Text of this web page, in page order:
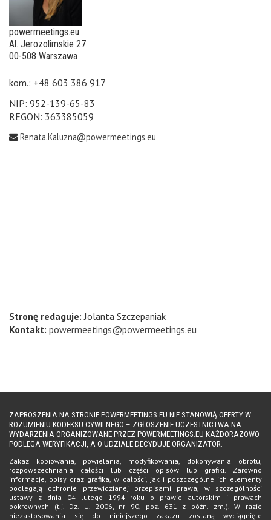
powermeetings.eu
Al. Jerozolimskie 27
00-508 Warszawa
kom.: +48 603 386 917
NIP: 952-139-65-83
REGON: 363385059
Renata.Kaluzna@powermeetings.eu
Stronę redaguje: Jolanta Szczepaniak
Kontakt: powermeetings@powermeetings.eu
ZAPROSZENIA NA STRONIE POWERMEETINGS.EU NIE STANOWIĄ OFERTY W
ROZUMIENIU KODEKSU CYWILNEGO – ZGŁOSZENIE UCZESTNICTWA NA
WYDARZENIA ORGANIZOWANE PRZEZ POWERMEETINGS.EU KAŻDORAZOWO
PODLEGA WERYFIKACJI, A O UDZIALE DECYDUJE ORGANIZATOR.
Zakaz kopiowania, powielania, modyfikowania, dokonywania obrotu,
rozpowszechniania całości lub części opisów lub grafiki. Zarówno
informacje, opisy oraz grafika, w całości, jak i poszczególne ich elementy
podlegają ochronie przewidzianej przepisami prawa, w szczególności
ustawy z dnia 04 lutego 1994 roku o prawie autorskim i prawach
pokrewnych (t.j. Dz. U. 2006, nr 90, poz. 631 z późn. zm.). W razie
niezastosowania się do niniejszego zakazu zostaną wyciągnięte